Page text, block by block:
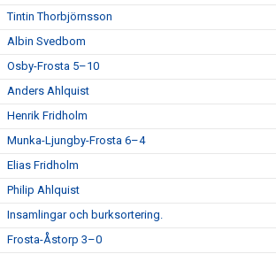
Tintin Thorbjörnsson
Albin Svedbom
Osby-Frosta 5–10
Anders Ahlquist
Henrik Fridholm
Munka-Ljungby-Frosta 6–4
Elias Fridholm
Philip Ahlquist
Insamlingar och burksortering.
Frosta-Åstorp 3–0